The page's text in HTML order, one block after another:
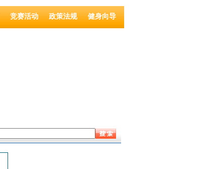
竞赛活动 政策法规 健身向导